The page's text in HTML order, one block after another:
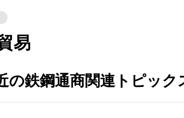
易
の鉄鋼通商関連トピック